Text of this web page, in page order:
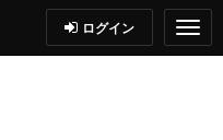
ログイン